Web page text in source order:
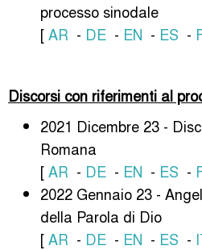
processo sinodale
[AR - DE - EN - ES -
Discorsi con riferimenti al
2021 Dicembre 23 -
Romana
[AR - DE - EN - ES -
2022 Gennaio 23 -
della Parola di Dio
[AR - DE - EN - ES -